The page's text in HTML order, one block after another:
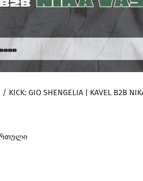
KICK: GIO SHENGELIA | KAVEL B2B